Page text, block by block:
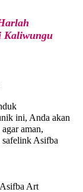
Kaliwungu
ini, Anda akan
aman,
safelink Asifba
Art